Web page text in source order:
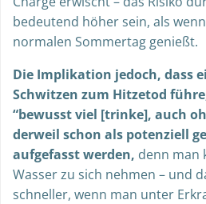
bedeutend höher sein, als
normalen Sommertag genießt.
Die Implikation jedoch, dass
Schwitzen zum Hitzetod
“bewusst viel [trinke], auch
derweil schon als potenziell
aufgefasst werden, denn man
Wasser zu sich nehmen – und
schneller, wenn man unter